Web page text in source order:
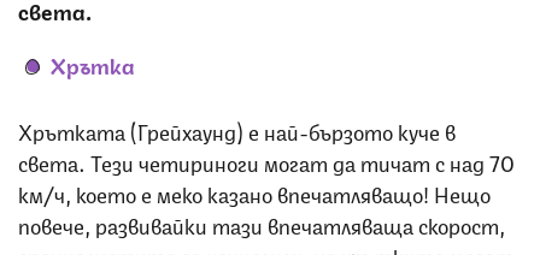
света.
Хрътка
Хрътката (Грейхаунд) е най-бързото куче в
света. Тези четириноги могат да тичат с над 70
км/ч, което е меко казано впечатляващо! Нещо
повече, развивайки тази впечатляваща скорост,